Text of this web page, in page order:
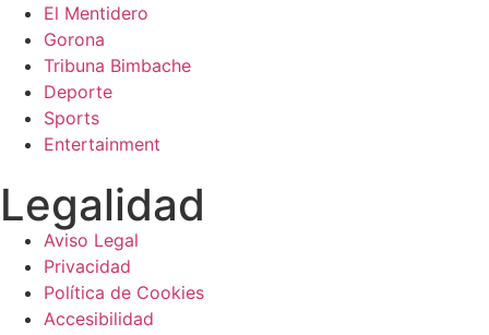
El Mentidero
Gorona
Tribuna Bimbache
Deporte
Sports
Entertainment
Legalidad
Aviso Legal
Privacidad
Política de Cookies
Accesibilidad